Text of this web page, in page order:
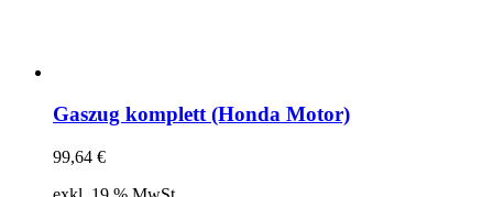
Gaszug komplett (Honda Motor)
99,64 €